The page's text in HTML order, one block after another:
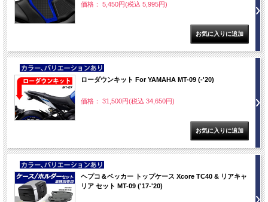
価格： 5,450円(税込 5,995円)
NEW
ローダウンキット For YAMAHA MT-09 (-'20)
価格： 31,500円(税込 34,650円)
NEW
ヘプコ＆ベッカー トップケース Xcore TC40 & リアキャ
リア セット MT-09 ('17-'20)